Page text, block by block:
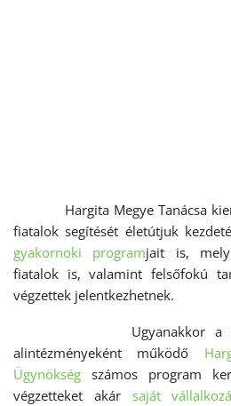
Hargita Megye Tanácsa
fiatalok segítését életútjuk
gyakornoki programjait is,
fiatalok is, valamint felsőfokú
végzettek jelentkezhetnek.
Ugyanakkor a
alintézményeként működő
Ügynökség számos program
végzetteket akár saját